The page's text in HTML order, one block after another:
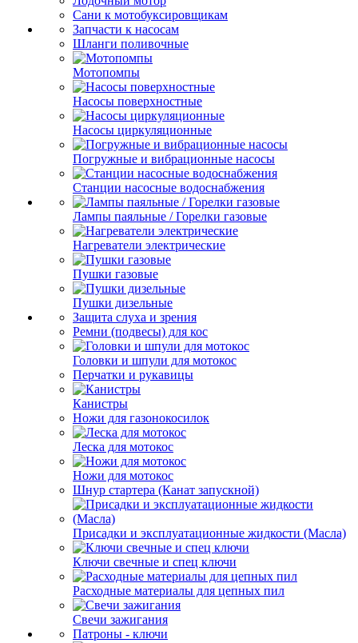
Сани к мотобуксировщикам
Запчасти к насосам
Шланги поливочные
Мотопомпы
Насосы поверхностные
Насосы циркуляционные
Погружные и вибрационные насосы
Станции насосные водоснабжения
Лампы паяльные / Горелки газовые
Нагреватели электрические
Пушки газовые
Пушки дизельные
Защита слуха и зрения
Ремни (подвесы) для кос
Головки и шпули для мотокос
Перчатки и рукавицы
Канистры
Ножи для газонокосилок
Леска для мотокос
Ножи для мотокос
Шнур стартера (Канат запускной)
Присадки и эксплуатационные жидкости (Масла)
Ключи свечные и спец ключи
Расходные материалы для цепных пил
Свечи зажигания
Патроны - ключи